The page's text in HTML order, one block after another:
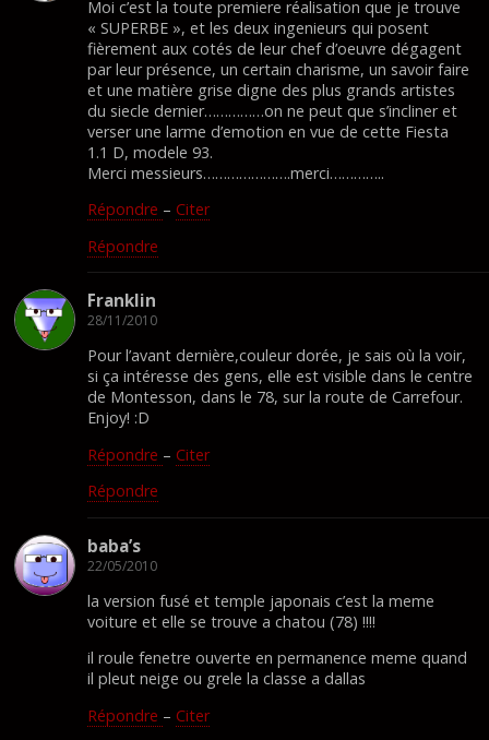
Moi c’est la toute premiere réalisation que je trouve
« SUPERBE », et les deux ingenieurs qui posent
fièrement aux cotés de leur chef d’oeuvre dégagent
par leur présence, un certain charisme, un savoir faire
et une matière grise digne des plus grands artistes
du siecle dernier……………on ne peut que s’incliner et
verser une larme d’emotion en vue de cette Fiesta
1.1 D, modele 93.
Merci messieurs………………….merci…………..
Répondre – Citer
Répondre
Franklin
28/11/2010
Pour l’avant dernière,couleur dorée, je sais où la voir,
si ça intéresse des gens, elle est visible dans le centre
de Montesson, dans le 78, sur la route de Carrefour.
Enjoy! :D
Répondre – Citer
Répondre
baba’s
22/05/2010
la version fusé et temple japonais c’est la meme
voiture et elle se trouve a chatou (78) !!!!
il roule fenetre ouverte en permanence meme quand
il pleut neige ou grele la classe a dallas
Répondre – Citer